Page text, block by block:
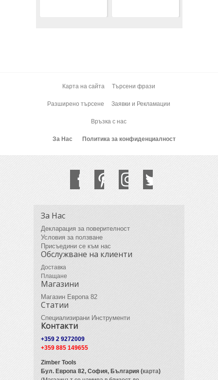
Карта на сайта Търсени фрази
Разширено търсене Заявки и Рекламации
Връзка с нас
За Нас Политика за конфиденциалност
За Нас
Декларация за поверителност
Условия за ползване
Присъедини се към нас
Обслужване на клиенти
Доставка
Плащане
Магазини
Магазин Европа 82
Статии
Специализирани Инструменти
Контакти
+359 2 9272009
+359 885 149655
Zimber Tools
Бул. Европа 82, София, България (карта)